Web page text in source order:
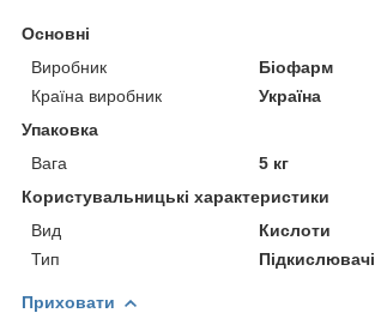
Основні
Виробник
Біофарм
Країна виробник
Україна
Упаковка
Вага
5 кг
Користувальницькі характеристики
Вид
Кислоти
Тип
Підкислювачі
Приховати